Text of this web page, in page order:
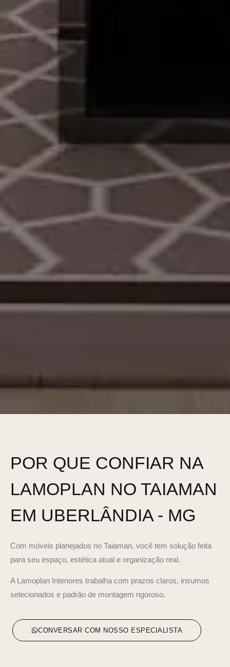
POR QUE CONFIAR NA
LAMOPLAN NO TAIAMAN
EM UBERLÂNDIA - MG
Com móveis planejados no Taiaman, você tem solução feita
para seu espaço, estética atual e organização real.
A Lamoplan Interiores trabalha com prazos claros, insumos
selecionados e padrão de montagem rigoroso.
CONVERSAR COM NOSSO ESPECIALISTA